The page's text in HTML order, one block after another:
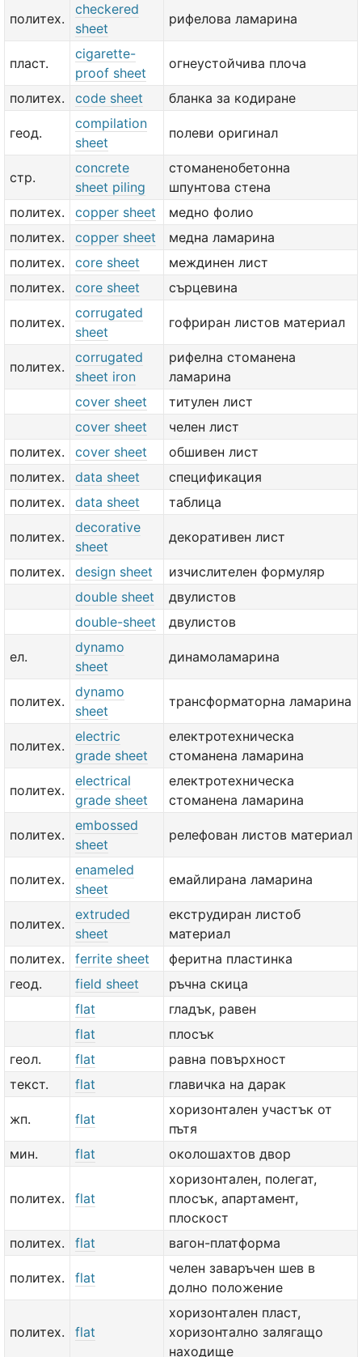
политех.
checkered
sheet
рифелова ламарина
пласт.
cigarette-
proof sheet
огнеустойчива плоча
политех. code sheet бланка за кодиране
геод.
compilation
sheet
полеви оригинал
стр.
concrete
sheet piling
стоманенобетонна
шпунтова стена
политех.
copper sheet
медно фолио
политех.
copper sheet
медна ламарина
политех.
core sheet
междинен лист
политех.
core sheet сърцевина
политех.
corrugated
sheet
гофриран листов материал
политех.
corrugated
sheet iron
рифелна стоманена
ламарина
cover sheet
титулен лист
cover sheet
челен лист
политех.
cover sheet
обшивен лист
политех.
data sheet
спецификация
политех.
data sheet таблица
политех.
decorative
sheet
декоративен лист
политех. design sheet
изчислителен формуляр
double sheet
двулистов
double-sheet
двулистов
ел.
dynamo
sheet
динамоламарина
политех.
dynamo
sheet
трансформаторна ламарина
политех.
electric
grade sheet
електротехническа
стоманена ламарина
политех.
electrical
grade sheet
електротехническа
стоманена ламарина
политех.
embossed
sheet
релефован листов материал
политех.
enameled
sheet
емайлирана ламарина
политех.
extruded
sheet
екструдиран листоб
материал
политех.
ferrite sheet
феритна пластинка
геод.
field sheet
ръчна скица
flat
гладък, равен
flat
плосък
геол.
flat
равна повърхност
текст.
flat главичка на дарак
жп. flat
хоризонтален участък от
пътя
мин.
flat околошахтов двор
политех. flat
хоризонтален, полегат,
плосък, апартамент,
плоскост
политех.
flat вагон-платформа
политех. flat
челен заваръчен шев в
долно положение
политех. flat
хоризонтален пласт,
хоризонтално залягащо
находище